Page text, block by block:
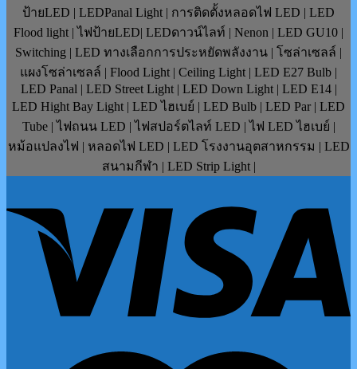
ป้ายLED | LEDPanal Light | การติดตั้งหลอดไฟ LED | LED
Flood light | ไฟป้ายLED| LEDดาวน์ไลท์ | Nenon | LED GU10 |
Switching | LED ทางเลือกการประหยัดพลังงาน | โซล่าเซลล์ |
แผงโซล่าเซลล์ | Flood Light | Ceiling Light | LED E27 Bulb |
LED Panal | LED Street Light | LED Down Light | LED E14 |
LED Hight Bay Light | LED ไฮเบย์ | LED Bulb | LED Par | LED
Tube | ไฟถนน LED | ไฟสปอร์ตไลท์ LED | ไฟ LED ไฮเบย์ |
หม้อแปลงไฟ | หลอดไฟ LED | LED โรงงานอุตสาหกรรม | LED
สนามกีฬา | LED Strip Light |